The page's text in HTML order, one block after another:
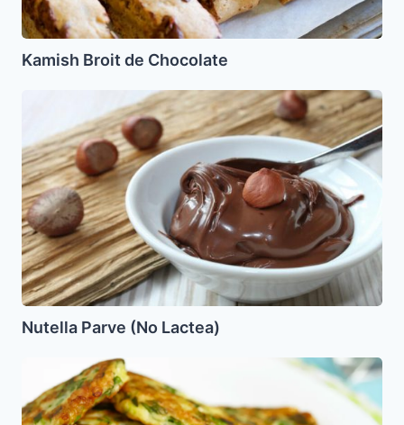
Kamish Broit de Chocolate
(No
Lactea)
Nutella Parve (No Lactea)
Acelga